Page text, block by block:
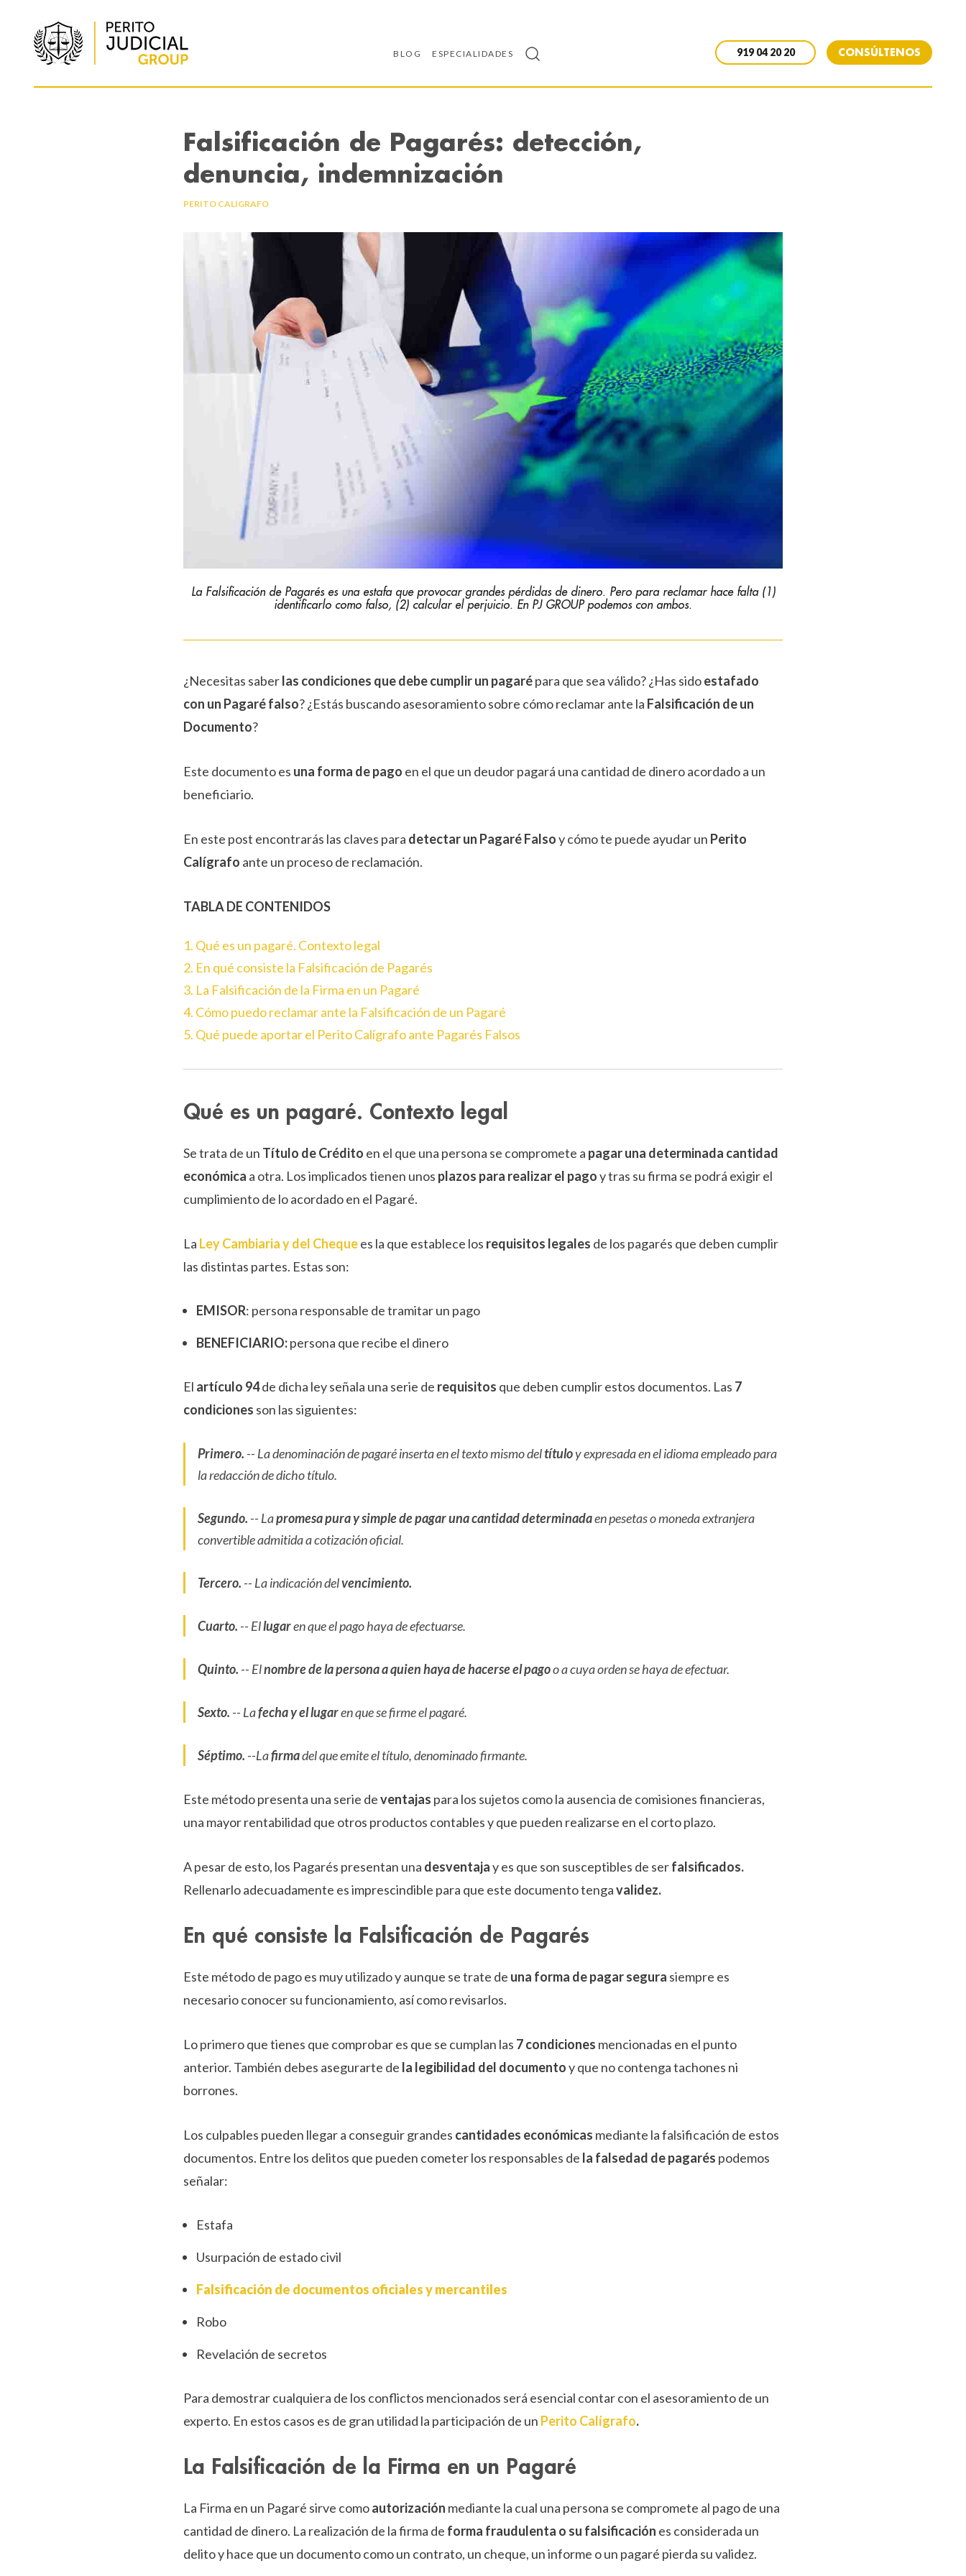
BLOG ESPECIALIDADES 919 04 20 20 CONSÚLTENOS
Falsificación de Pagarés: detección,
denuncia, indemnización
PERITO CALIGRAFO
La Falsificación de Pagarés es una estafa que provocar grandes pérdidas de dinero. Pero para reclamar hace falta (1)
identificarlo como falso, (2) calcular el perjuicio. En PJ GROUP podemos con ambos.
¿Necesitas saberlas condiciones que debe cumplir un pagarépara que sea válido? ¿Has sidoestafado
con un Pagaré falso? ¿Estás buscando asesoramiento sobre cómo reclamar ante la Falsificación de un
Documento?
Este documento es una forma de pago en el que un deudor pagará una cantidad de dinero acordado a un
beneficiario.
En este post encontrarás las claves para detectar un Pagaré Falsoy cómo te puede ayudar un Perito
Calígrafo ante un proceso de reclamación.
TABLA DE CONTENIDOS
1. Qué es un pagaré. Contexto legal
2. En qué consiste la Falsificación de Pagarés
3. La Falsificación de la Firma en un Pagaré
4. Cómo puedo reclamar ante la Falsificación de un Pagaré
5. Qué puede aportar el Perito Calígrafo ante Pagarés Falsos
Qué es un pagaré. Contexto legal
Se trata de un Título de Crédito en el que una persona se compromete a pagar una determinada cantidad
económica a otra. Los implicados tienen unos plazos para realizar el pagoy tras su firma se podrá exigir el
cumplimiento de lo acordado en el Pagaré.
La Ley Cambiaria y del Chequees la que establece los requisitos legales de los pagarés que deben cumplir
las distintas partes. Estas son:
EMISOR: persona responsable de tramitar un pago
BENEFICIARIO:persona que recibe el dinero
El artículo 94de dicha ley señala una serie de requisitos que deben cumplir estos documentos. Las 7
condiciones son las siguientes:
Primero. -- La denominación de pagaré inserta en el texto mismo deltítuloy expresada en el idioma empleado para
la redacción de dicho título.
Segundo. -- Lapromesa pura y simple de pagar una cantidad determinadaen pesetas o moneda extranjera
convertible admitida a cotización oficial.
Tercero. -- La indicación delvencimiento.
Cuarto. -- Ellugaren que el pago haya de efectuarse.
Quinto. -- Elnombre de la persona a quien haya de hacerse el pagoo a cuya orden se haya de efectuar.
Sexto. -- Lafecha y el lugaren que se firme el pagaré.
Séptimo. --Lafirmadel que emite el título, denominado firmante.
Este método presenta una serie deventajas para los sujetos como la ausencia de comisiones financieras,
una mayor rentabilidad que otros productos contables y que pueden realizarse en el corto plazo.
A pesar de esto, los Pagarés presentan una desventajay es que son susceptibles de serfalsificados.
Rellenarlo adecuadamente es imprescindible para que este documento tengavalidez.
En qué consiste la Falsificación de Pagarés
Este método de pago es muy utilizado y aunque se trate de una forma de pagar segura siempre es
necesario conocer su funcionamiento, así como revisarlos.
Lo primero que tienes que comprobar es que se cumplan las 7 condiciones mencionadas en el punto
anterior. También debes asegurarte de la legibilidad del documentoy que no contenga tachones ni
borrones.
Los culpables pueden llegar a conseguir grandes cantidades económicas mediante la falsificación de estos
documentos. Entre los delitos que pueden cometer los responsables de la falsedad de pagarés podemos
señalar:
Estafa
Usurpación de estado civil
Falsificación de documentos oficiales y mercantiles
Robo
Revelación de secretos
Para demostrar cualquiera de los conflictos mencionados será esencial contar con el asesoramiento de un
experto. En estos casos es de gran utilidad la participación de un Perito Calígrafo.
La Falsificación de la Firma en un Pagaré
La Firma en un Pagaré sirve comoautorización mediante la cual una persona se compromete al pago de una
cantidad de dinero. La realización de la firma de forma fraudulenta o su falsificación es considerada un
delito y hace que un documento como un contrato, un cheque, un informe o un pagaré pierda su validez.